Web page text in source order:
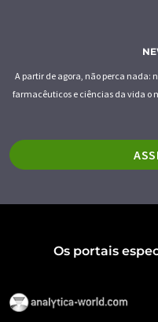
A partir de agora, não perca nada:
farmacêuticos e ciências da vida o
Os portais